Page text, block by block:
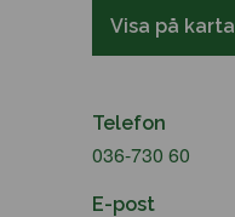
Visa på karta
Telefon
036-730 60
E-post